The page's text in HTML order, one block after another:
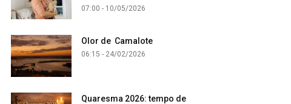
07:00 - 10/05/2026
Olor de Camalote
06:15 - 24/02/2026
Quaresma 2026: tempo de